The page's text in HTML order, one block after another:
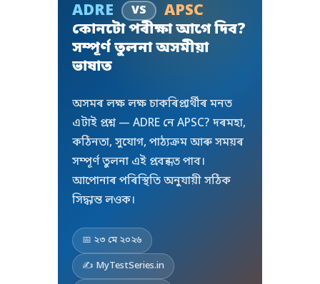
ADRE VS
APSC
কোনটো পৰীক্ষা আগে দিব?
সম্পূৰ্ণ তুলনা অসমীয়া
ভাষাত
অসমৰ লক্ষ লক্ষ চাকৰিপ্ৰাৰ্থীৰ মনত
এটাই প্ৰশ্ন — ADRE নে APSC? দৰমহা,
কঠিনতা, সুযোগ, পাঠ্যক্ৰম আৰু সময়ৰ
সম্পূৰ্ণ তুলনা এই প্ৰবন্ধত পাব।
আপোনাৰ পৰিস্থিতি অনুযায়ী সঠিক
সিদ্ধান্ত লওক।
📅 ২৩ মে ২০২৬
✍️ MyTestSeries.in